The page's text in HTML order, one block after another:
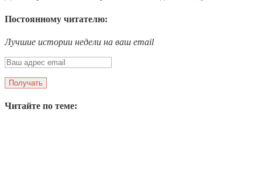
Постоянному читателю:
Лучшие истории недели на ваш email
Читайте по теме: